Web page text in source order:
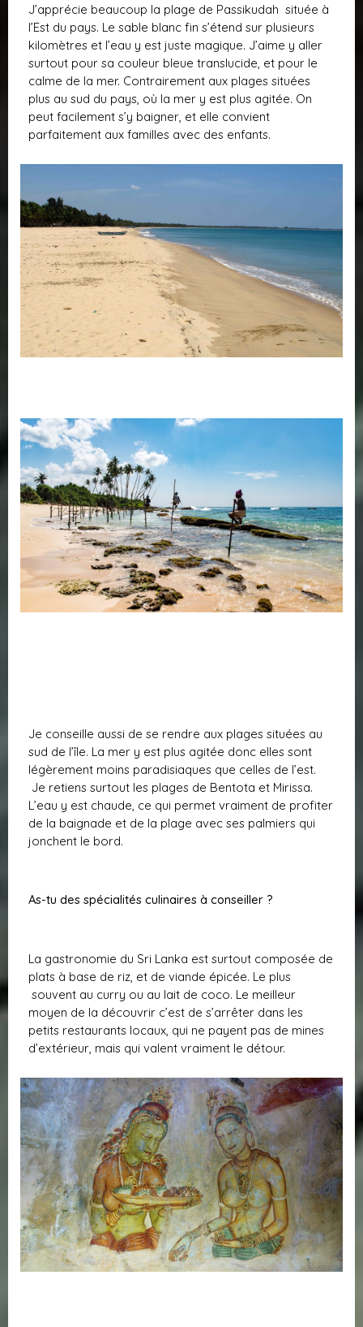
J’apprécie beaucoup la plage de Passikudah située à
l’Est du pays. Le sable blanc fin s’étend sur plusieurs
kilomètres et l’eau y est juste magique. J’aime y aller
surtout pour sa couleur bleue translucide, et pour le
calme de la mer. Contrairement aux plages situées
plus au sud du pays, où la mer y est plus agitée. On
peut facilement s’y baigner, et elle convient
parfaitement aux familles avec des enfants.
Je conseille aussi de se rendre aux plages situées au
sud de l’île. La mer y est plus agitée donc elles sont
légèrement moins paradisiaques que celles de l’est.
Je retiens surtout les plages de Bentota et Mirissa.
L’eau y est chaude, ce qui permet vraiment de profiter
de la baignade et de la plage avec ses palmiers qui
jonchent le bord.
As-tu des spécialités culinaires à conseiller ?
La gastronomie du Sri Lanka est surtout composée de
plats à base de riz, et de viande épicée. Le plus
souvent au curry ou au lait de coco. Le meilleur
moyen de la découvrir c’est de s’arrêter dans les
petits restaurants locaux, qui ne payent pas de mines
d’extérieur, mais qui valent vraiment le détour.